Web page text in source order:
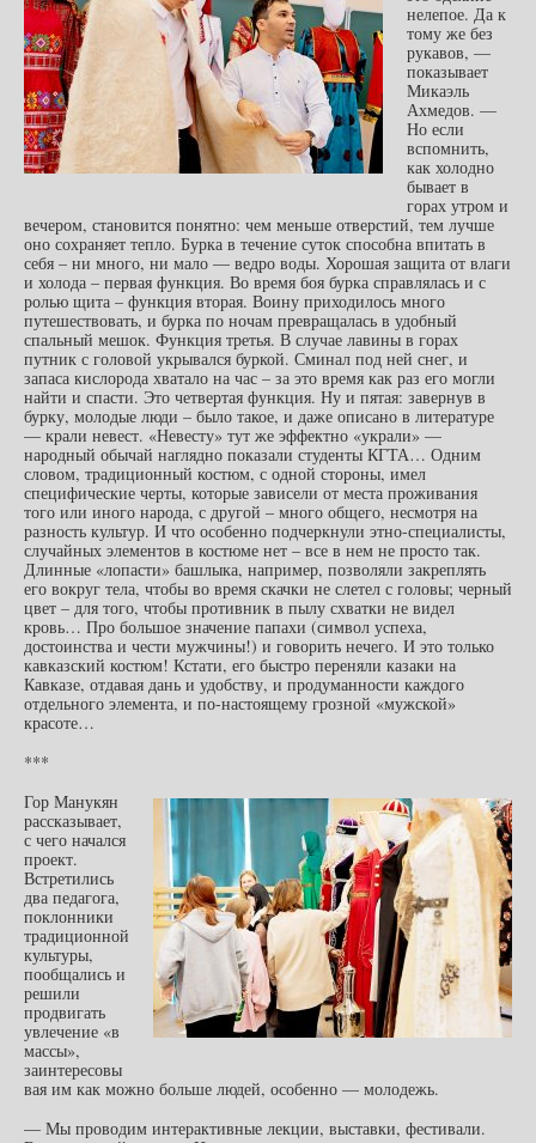
нелепое. Да к
тому же без
рукавов, —
показывает
Микаэль
Ахмедов. —
Но если
вспомнить,
как холодно
бывает в
горах утром и
вечером, становится понятно: чем меньше отверстий, тем лучше
оно сохраняет тепло. Бурка в течение суток способна впитать в
себя – ни много, ни мало — ведро воды. Хорошая защита от влаги
и холода – первая функция. Во время боя бурка справлялась и с
ролью щита – функция вторая. Воину приходилось много
путешествовать, и бурка по ночам превращалась в удобный
спальный мешок. Функция третья. В случае лавины в горах
путник с головой укрывался буркой. Сминал под ней снег, и
запаса кислорода хватало на час – за это время как раз его могли
найти и спасти. Это четвертая функция. Ну и пятая: завернув в
бурку, молодые люди – было такое, и даже описано в литературе
— крали невест. «Невесту» тут же эффектно «украли» —
народный обычай наглядно показали студенты КГТА… Одним
словом, традиционный костюм, с одной стороны, имел
специфические черты, которые зависели от места проживания
того или иного народа, с другой – много общего, несмотря на
разность культур. И что особенно подчеркнули этно-специалисты,
случайных элементов в костюме нет – все в нем не просто так.
Длинные «лопасти» башлыка, например, позволяли закреплять
его вокруг тела, чтобы во время скачки не слетел с головы; черный
цвет – для того, чтобы противник в пылу схватки не видел
кровь… Про большое значение папахи (символ успеха,
достоинства и чести мужчины!) и говорить нечего. И это только
кавказский костюм! Кстати, его быстро переняли казаки на
Кавказе, отдавая дань и удобству, и продуманности каждого
отдельного элемента, и по-настоящему грозной «мужской»
красоте…
***
Гор Манукян
рассказывает,
с чего начался
проект.
Встретились
два педагога,
поклонники
традиционной
культуры,
пообщались и
решили
продвигать
увлечение «в
массы»,
заинтересовы
вая им как можно больше людей, особенно — молодежь.
— Мы проводим интерактивные лекции, выставки, фестивали.